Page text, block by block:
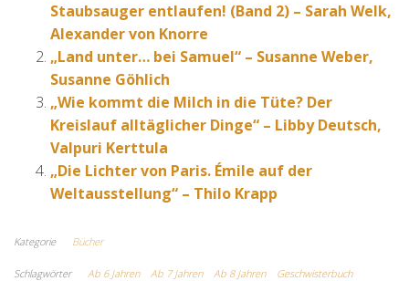
Staubsauger entlaufen! (Band 2) – Sarah Welk,
Alexander von Knorre
„Land unter… bei Samuel“ – Susanne Weber,
Susanne Göhlich
„Wie kommt die Milch in die Tüte? Der
Kreislauf alltäglicher Dinge“ – Libby Deutsch,
Valpuri Kerttula
„Die Lichter von Paris. Émile auf der
Weltausstellung“ – Thilo Krapp
Kategorie Bücher
Schlagwörter Ab 6 Jahren Ab 7 Jahren Ab 8 Jahren Geschwisterbuch